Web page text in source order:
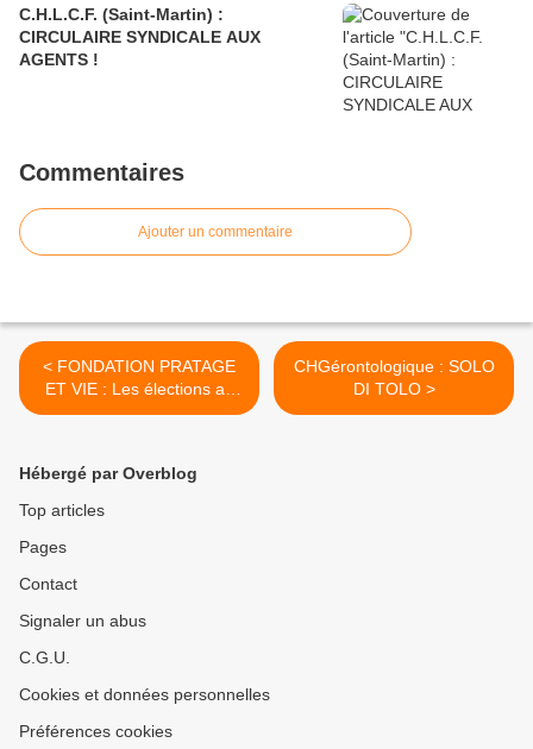
C.H.L.C.F. (Saint-Martin) :
CIRCULAIRE SYNDICALE AUX
AGENTS !
Commentaires
Ajouter un commentaire
< FONDATION PRATAGE
ET VIE : Les élections au
CSE ce Jeudi 10 Octobre
CHGérontologique : SOLO
DI TOLO >
Hébergé par Overblog
Top articles
Pages
Contact
Signaler un abus
C.G.U.
Cookies et données personnelles
Préférences cookies